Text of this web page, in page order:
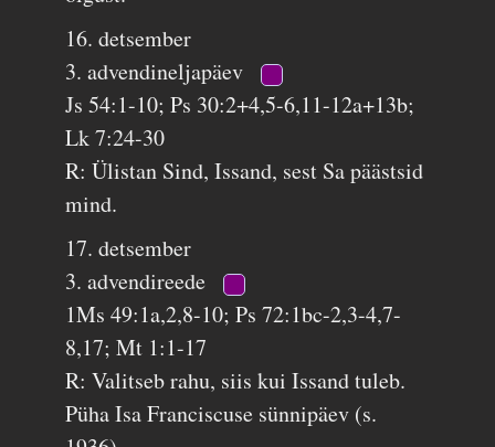
16. detsember
3. advendineljapäev
Js 54:1-10; Ps 30:2+4,5-6,11-12a+13b;
Lk 7:24-30
R: Ülistan Sind, Issand, sest Sa päästsid
mind.
17. detsember
3. advendireede
1Ms 49:1a,2,8-10; Ps 72:1bc-2,3-4,7-
8,17; Mt 1:1-17
R: Valitseb rahu, siis kui Issand tuleb.
Püha Isa Franciscuse sünnipäev (s.